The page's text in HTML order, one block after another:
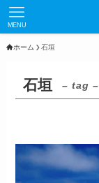
MENU
ホーム 石垣
石垣 – tag –